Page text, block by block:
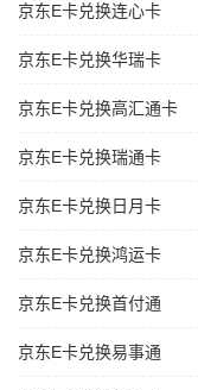
京东E卡兑换连心卡
京东E卡兑换华瑞卡
京东E卡兑换高汇通卡
京东E卡兑换瑞通卡
京东E卡兑换日月卡
京东E卡兑换鸿运卡
京东E卡兑换首付通
京东E卡兑换易事通